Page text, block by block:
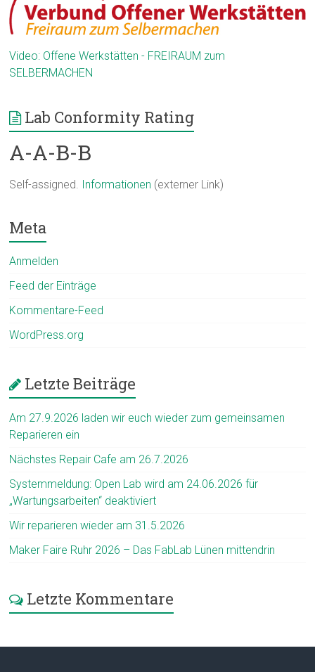
Video: Offene Werkstätten - FREIRAUM zum
SELBERMACHEN
Lab Conformity Rating
A-A-B-B
Self-assigned. Informationen (externer Link)
Meta
Anmelden
Feed der Einträge
Kommentare-Feed
WordPress.org
Letzte Beiträge
Am 27.9.2026 laden wir euch wieder zum gemeinsamen
Reparieren ein
Nächstes Repair Cafe am 26.7.2026
Systemmeldung: Open Lab wird am 24.06.2026 für
„Wartungsarbeiten“ deaktiviert
Wir reparieren wieder am 31.5.2026
Maker Faire Ruhr 2026 – Das FabLab Lünen mittendrin
Letzte Kommentare